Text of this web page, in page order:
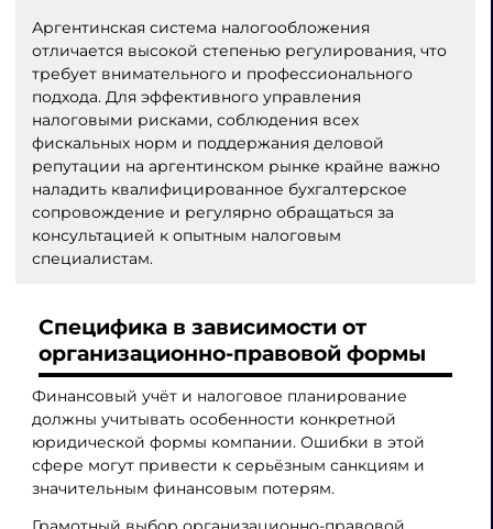
Аргентинская система налогообложения
отличается высокой степенью регулирования, что
требует внимательного и профессионального
подхода. Для эффективного управления
налоговыми рисками, соблюдения всех
фискальных норм и поддержания деловой
репутации на аргентинском рынке крайне важно
наладить квалифицированное бухгалтерское
сопровождение и регулярно обращаться за
консультацией к опытным налоговым
специалистам.
Специфика в зависимости от
организационно-правовой формы
Финансовый учёт и налоговое планирование
должны учитывать особенности конкретной
юридической формы компании. Ошибки в этой
сфере могут привести к серьёзным санкциям и
значительным финансовым потерям.